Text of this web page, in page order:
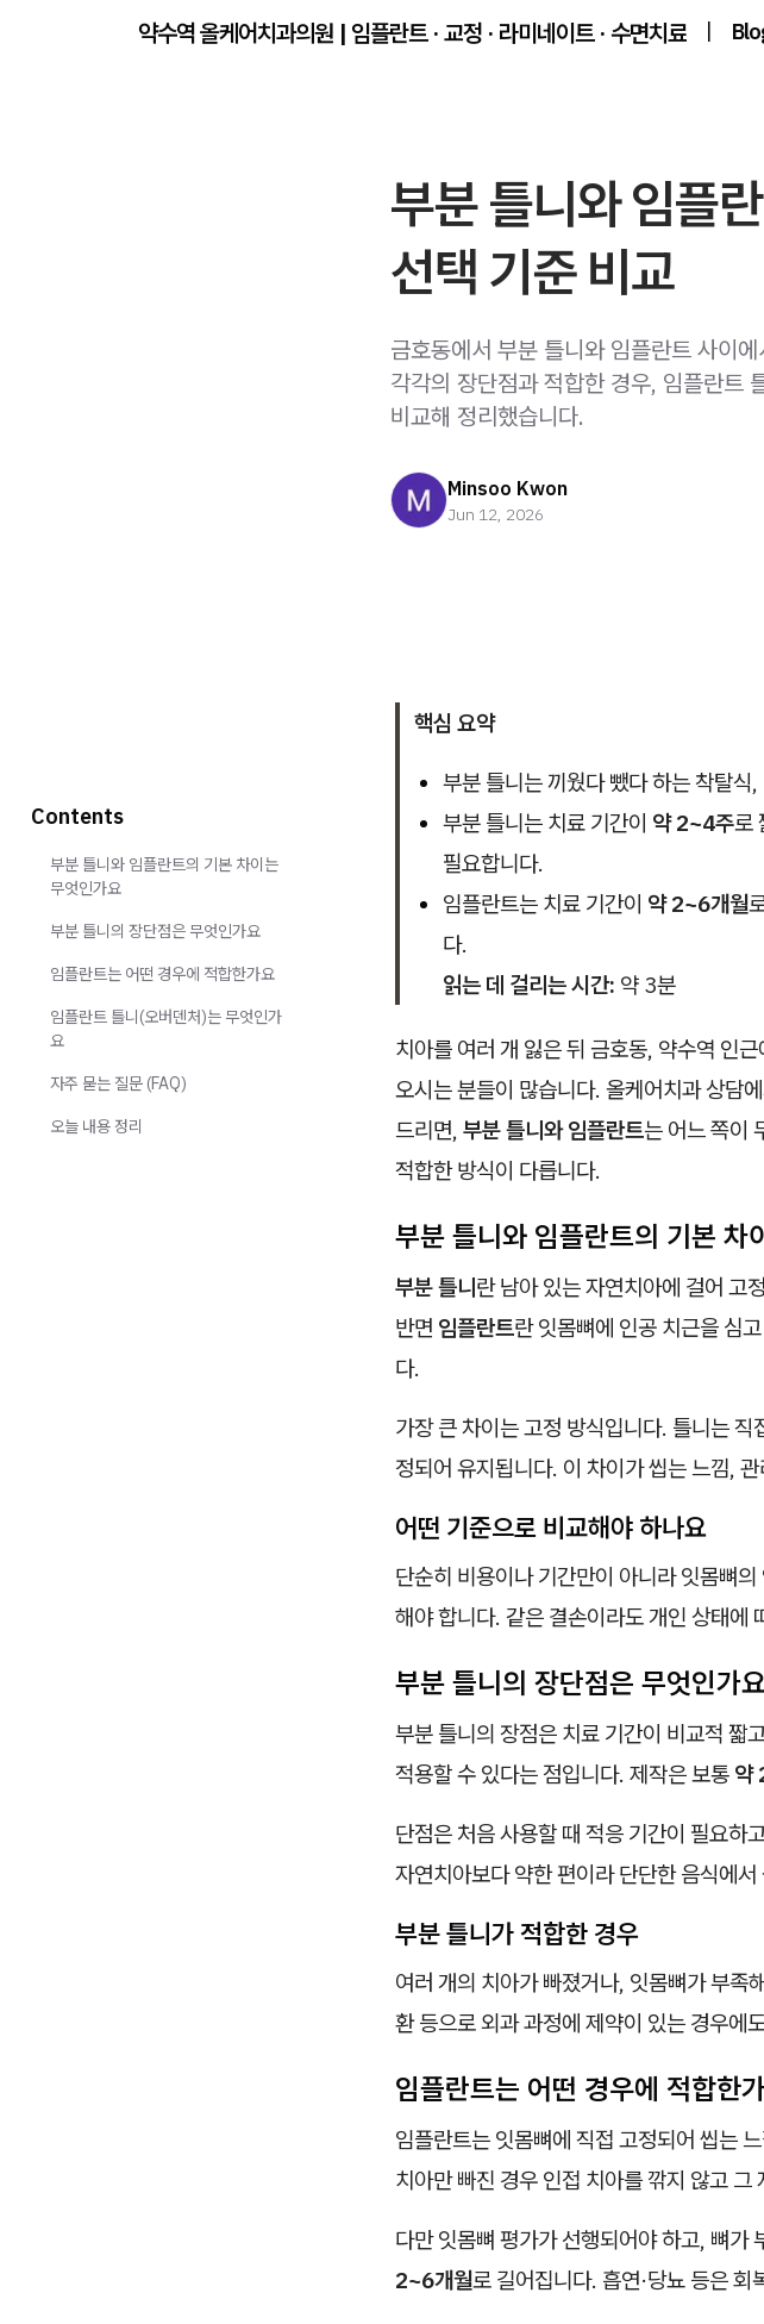
약수역 올케어치과의원 | 임플란트 · 교정 · 라미네이트 · 수면치료 |
부분 틀니와 임플
선택 기준 비교
금호동에서 부분 틀니와 임플란트 사이
각각의 장단점과 적합한 경우, 임플란트
비교해 정리했습니다.
Minsoo Kwon
Jun 12, 2026
핵심 요약
부분 틀니는 끼웠다 뺐다 하는 착탈
부분 틀니는 치료 기간이 약 2~4주로
필요합니다.
임플란트는 치료 기간이 약 2~6개월
다.
읽는 데 걸리는 시간: 약 3분
치아를 여러 개 잃은 뒤 금호동, 약수역 인
오시는 분들이 많습니다. 올케어치과 상담
드리면, 부분 틀니와 임플란트는 어느 쪽이
적합한 방식이 다릅니다.
부분 틀니와 임플란트의 기본 차
부분 틀니란 남아 있는 자연치아에 걸어 고
반면 임플란트란 잇몸뼈에 인공 치근을 심
다.
가장 큰 차이는 고정 방식입니다. 틀니는
정되어 유지됩니다. 이 차이가 씹는 느낌,
어떤 기준으로 비교해야 하나요
단순히 비용이나 기간만이 아니라 잇몸뼈
해야 합니다. 같은 결손이라도 개인 상태에
부분 틀니의 장단점은 무엇인가
부분 틀니의 장점은 치료 기간이 비교적 짧
적용할 수 있다는 점입니다. 제작은 보통 약
단점은 처음 사용할 때 적응 기간이 필요하
자연치아보다 약한 편이라 단단한 음식에
부분 틀니가 적합한 경우
여러 개의 치아가 빠졌거나, 잇몸뼈가 부족
환 등으로 외과 과정에 제약이 있는 경우에
임플란트는 어떤 경우에 적합한
임플란트는 잇몸뼈에 직접 고정되어 씹는
치아만 빠진 경우 인접 치아를 깎지 않고
다만 잇몸뼈 평가가 선행되어야 하고, 뼈가
2~6개월로 길어집니다. 흡연·당뇨 등은 회
Contents
부분 틀니와 임플란트의 기본 차이는
무엇인가요
부분 틀니의 장단점은 무엇인가요
임플란트는 어떤 경우에 적합한가요
임플란트 틀니(오버덴처)는 무엇인가
요
자주 묻는 질문 (FAQ)
오늘 내용 정리